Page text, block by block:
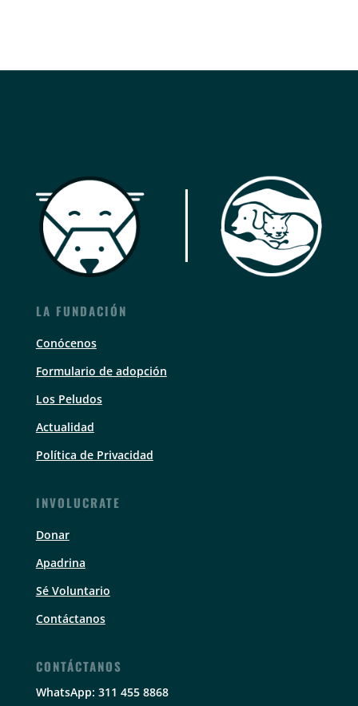
LA FUNDACIÓN
Conócenos
Formulario de adopción
Los Peludos
Actualidad
Política de Privacidad
INVOLUCRATE
Donar
Apadrina
Sé Voluntario
Contáctanos
CONTÁCTANOS
WhatsApp: 311 455 8868